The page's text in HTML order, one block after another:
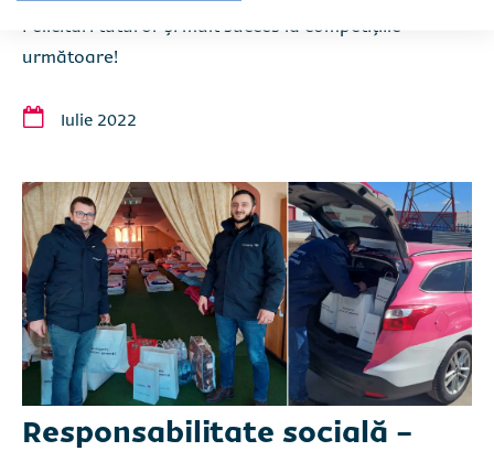
Încarcă poze/schițe/măsurători.
Am citit și sunt de acord cupolitica de
confidențialitate Caretta SRL.
Încarcă poze/schițe/măsurători.
Am citit și sunt de acord cupolitica de
confidențialitate Caretta SRL.
Felicitări tuturor și mult succes la competițiile
următoare!
Iulie 2022
Responsabilitate socială -